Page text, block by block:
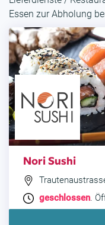
Essen zur Abholung
Nori Sushi
geschlossen.